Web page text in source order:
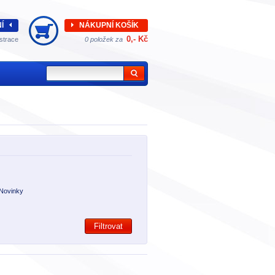
Filtrovat
NÁKUPNÍ KOŠÍK
0 položek za 0,- Kč